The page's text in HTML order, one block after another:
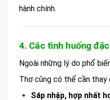
hành chính.
4. Các tình huống
Ngoài những lý do phổ
Thơ cũng có thể cần thay
Sáp nhập, hợp nhất